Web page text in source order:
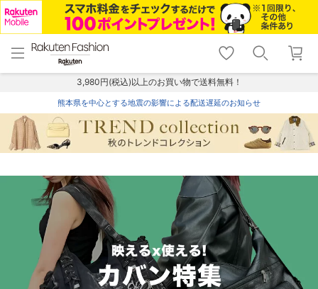
menu home
トップ
shopping_cart lock_outline
ログイン
3,980円(税込)以上のお買い物で送料無料！
熊本県を中心とする地震の影響による配送遅延のお知らせ